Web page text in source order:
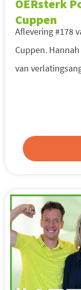
OERsterk
Cuppen
Aflevering #178
Cuppen.
van